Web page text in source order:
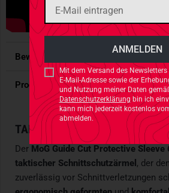
Mit dem Versand des
E-Mail-Adresse sowie der
und Nutzung meiner Daten
Datenschutzerklärungbin ich
kann mich jederzeit kostenlos
abmelden.
Bewertungen
Produktdetails
TAKTISCHER
Der MoG Guide Cut Protective Sleeve
taktischer Schnittschutzärmel , der
zuverlässig vor Schnittverletzungen